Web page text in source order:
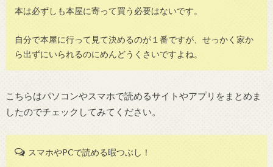
本は必ずしも本屋に寄って買う必要はないです。
自分で本屋に行って見て決めるのが１番ですが、せっかく家か
ら出ずにいられるのにめんどうくさいですよね。
こちらはパソコンやスマホで読めるサイトやアプリをまとめま
したのでチェックしてみてください。
スマホやPCで読める暇つぶし！